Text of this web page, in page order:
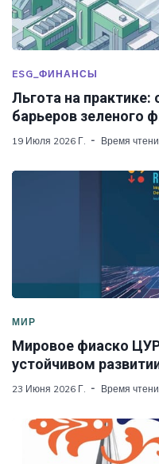
ESG_ФИНАНСЫ
Льгота на практике:
барьеров зеленого
19 Июля 2026 Г. Время
МИР
Мировое фиаско
устойчивом
23 Июня 2026 Г. Время